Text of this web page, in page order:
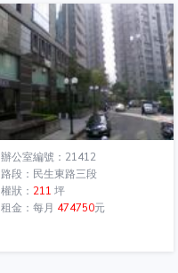
辦公室編號：21412
路段：民生東路三段
權狀： 211 坪
租金：每月 474750元